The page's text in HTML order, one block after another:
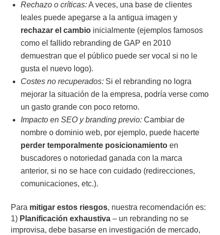
Rechazo o críticas:A veces, una base de clientes
leales puede apegarse a la antigua imagen y
rechazar el cambio inicialmente (ejemplos famosos
como el fallido rebranding de GAP en 2010
demuestran que el público puede ser vocal si no le
gusta el nuevo logo).
Costes no recuperados: Si el rebranding no logra
mejorar la situación de la empresa, podría verse como
un gasto grande con poco retorno.
Impacto en SEO y branding previo: Cambiar de
nombre o dominio web, por ejemplo, puede hacerte
perder temporalmente posicionamiento en
buscadores o notoriedad ganada con la marca
anterior, si no se hace con cuidado (redirecciones,
comunicaciones, etc.).
Para mitigar estos riesgos, nuestra recomendación es:
1) Planificación exhaustiva – un rebranding no se
improvisa, debe basarse en investigación de mercado,